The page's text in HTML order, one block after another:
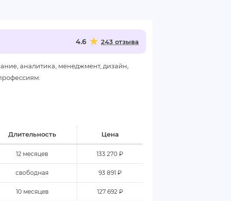
4.6 243 отзыва
аналитика, менеджмент, дизайн,
Длительность Цена
12 месяцев 133 270 ₽
свободная 93 891 ₽
10 месяцев 127 692 ₽